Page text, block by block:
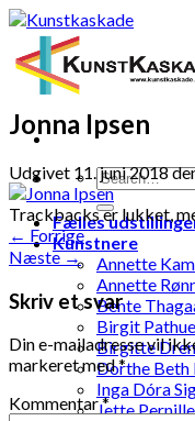
Skip
content
Fælles
Kunstnere
Annette
Annette
Bente
Birgit
Birgitte
Dorthe Beth
Inga Dóra
Jette
Jonna Ipsen
Udgivet 11. juni 2018
Trackbacks er lukket,
← Forrige
Næste→
Skriv et svar
Din e-mailadresse vil
markeret med*
Kommentar*